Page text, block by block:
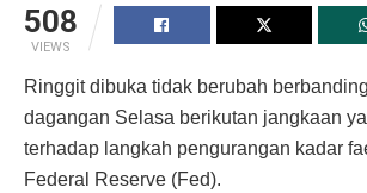
508
VIEWS
Ringgit dibuka tidak berubah
dagangan Selasa berikutan jangkaan
terhadap langkah pengurangan kadar
Federal Reserve (Fed).